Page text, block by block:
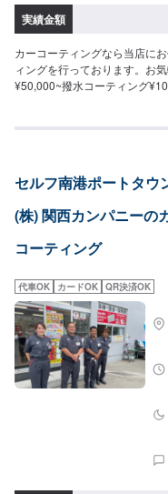
分〜）分厚い1層のガラス被
ンチ）13,900円（20インチ〜
のガラス被膜15,500円（〜15
（20インチ〜）※作業時間は効
&プロテクト（作業時間：30
れいにして専用のコーティン
たらまるで洗車したようにキ
円L：97,800円LL：108,000
(２年（または１年）に１回の
ティング被膜で水と共にホコ
シミ・水アカの定着を根本的
（ポリマーコーティング）】
11,900円⚫︎その他メニュー【
分〜）メッキモールを白いシ
ト】（施工時間：5〜8時間）
円（リーフレール同時施工の
防ぐ。・フェンダー：6,280円
シエンタ/ライズ日産キックス/
スクロス/アウトランダーマツ
ズキジムニー/ラパンBMWX1/
アン/ティークロスメルセデス
2008/3008/5008テスラモデル
せください＞＞
実績金額
カーコーティングなら当店に
ィングを行っております。お
¥50,000~撥水コーティング
険事故修理、鈑金塗装、車検
セルフ南港ポートタウ
(株) 関西カンパニーの
コーティング
代車OK カードOK QR決済OK